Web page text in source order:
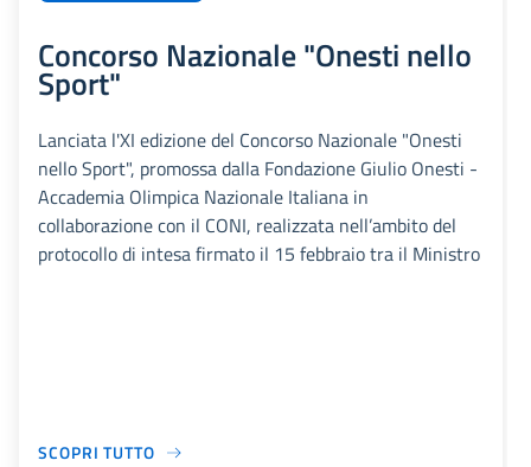
Concorso Nazionale "Onesti nello
Sport"
Lanciata l'XI edizione del Concorso Nazionale "Onesti
nello Sport", promossa dalla Fondazione Giulio Onesti -
Accademia Olimpica Nazionale Italiana in
collaborazione con il CONI, realizzata nell’ambito del
protocollo di intesa firmato il 15 febbraio tra il Ministro
SCOPRI TUTTO